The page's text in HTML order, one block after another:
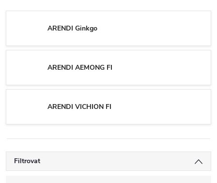
ARENDI Ginkgo
ARENDI AEMONG FI
ARENDI VICHION FI
Filtrovat